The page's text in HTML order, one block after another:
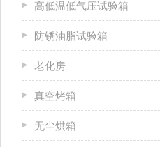
高低温低气压试验箱
防锈油脂试验箱
老化房
真空烤箱
无尘烘箱